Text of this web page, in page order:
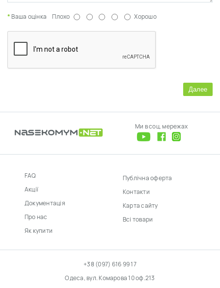
Ваша оцінка Плохо Хорошо
Далее
Ми в соц. мережах
FAQ
Акції
Документація
Про нас
Як купити
Публічна оферта
Контакти
Карта сайту
Всі товари
+38 (097) 616 99 17
Одеса, вул. Комарова 10 оф.213